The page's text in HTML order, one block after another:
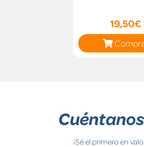
19,50€
¡Sé el primero en